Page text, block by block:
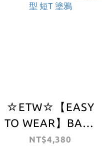
☆ETW☆【EASY
TO WEAR】BAPE
APE HEAD A
NT$4,380